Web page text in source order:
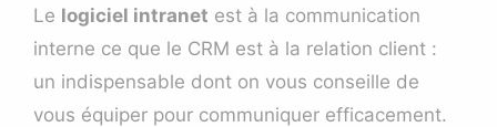
Le logiciel intranet est à la communication
interne ce que le CRM est à la relation client :
un indispensable dont on vous conseille de
vous équiper pour communiquer efficacement.